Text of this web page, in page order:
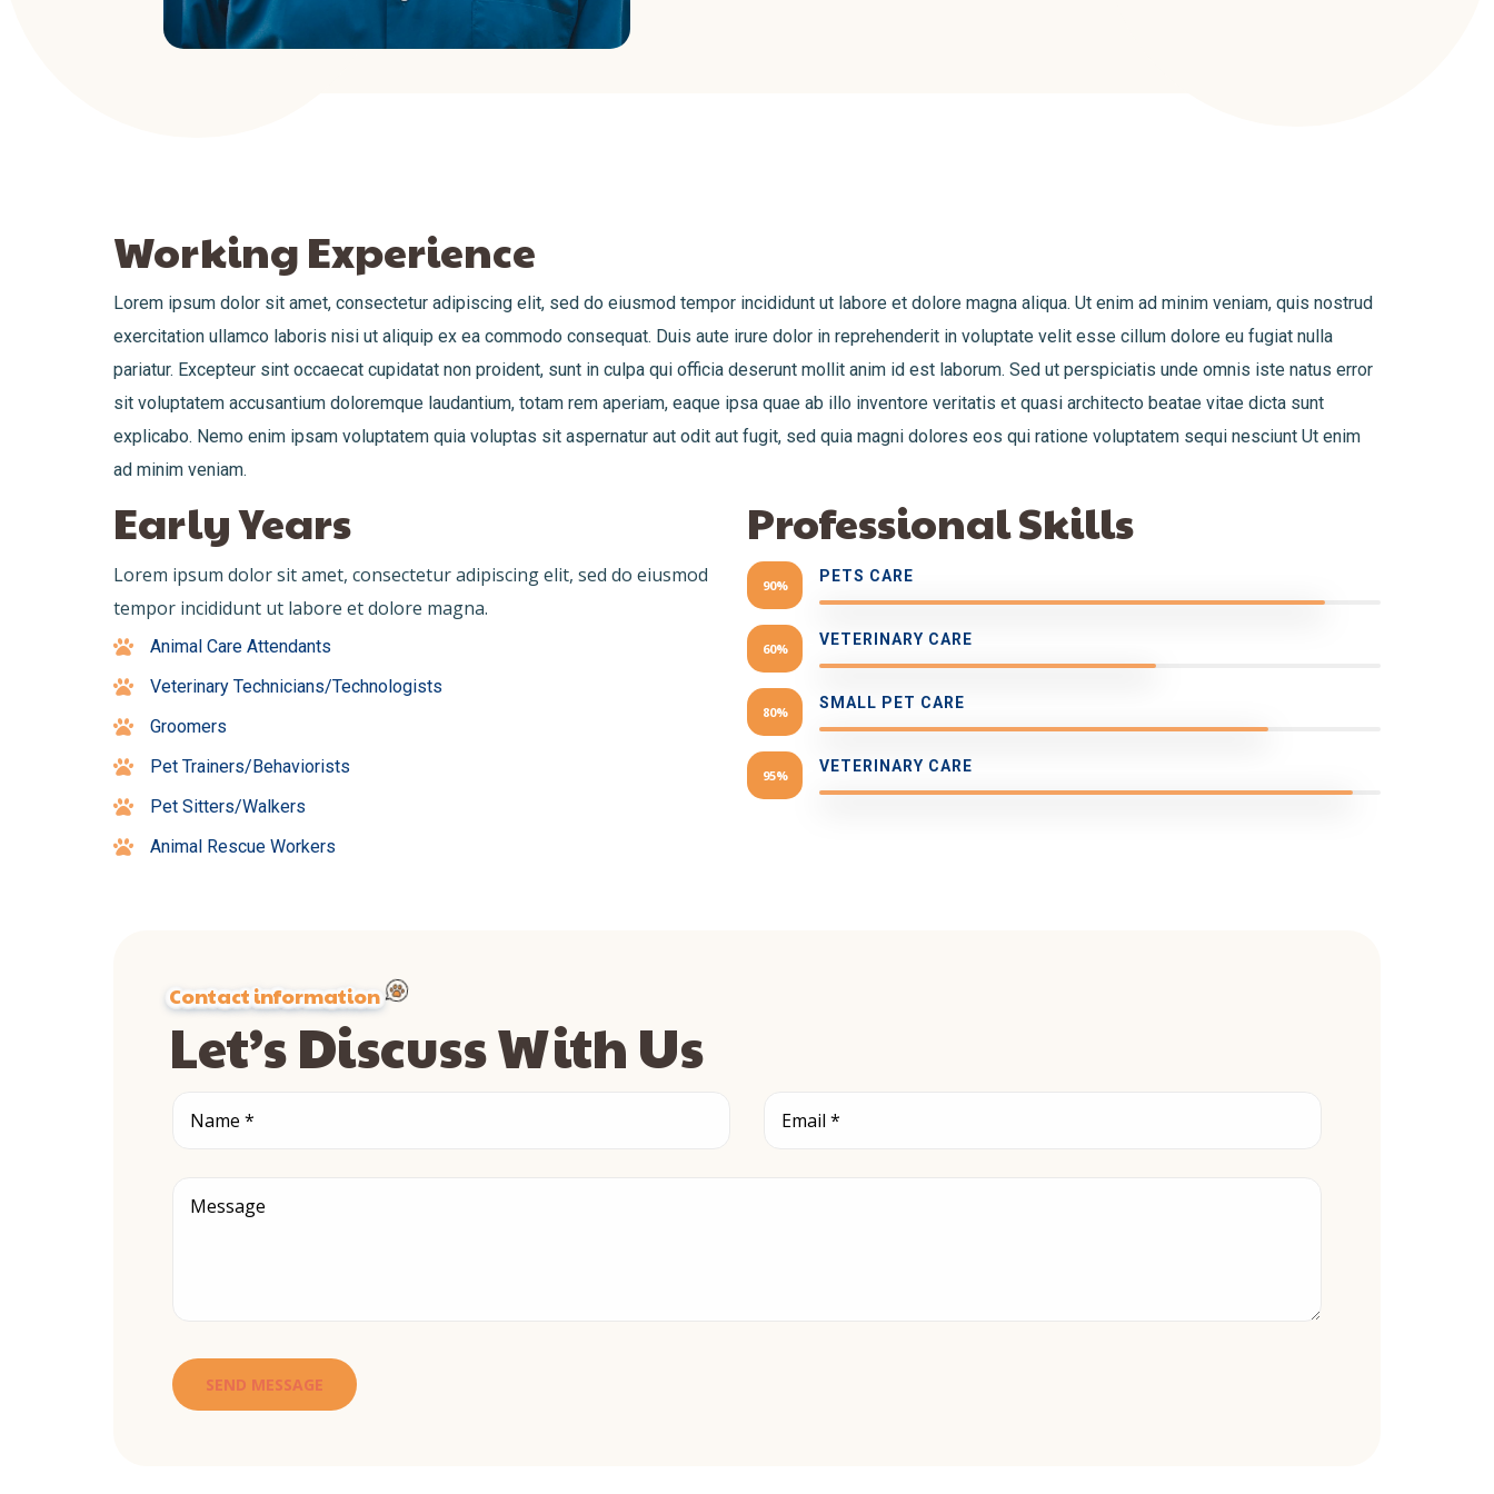
Working Experience
Lorem ipsum dolor sit amet, consectetur adipiscing elit, sed do eiusmod tempor incididunt ut labore et dolore magna aliqua. Ut enim ad minim veniam, quis nostrud
exercitation ullamco laboris nisi ut aliquip ex ea commodo consequat. Duis aute irure dolor in reprehenderit in voluptate velit esse cillum dolore eu fugiat nulla
pariatur. Excepteur sint occaecat cupidatat non proident, sunt in culpa qui officia deserunt mollit anim id est laborum. Sed ut perspiciatis unde omnis iste natus error
sit voluptatem accusantium doloremque laudantium, totam rem aperiam, eaque ipsa quae ab illo inventore veritatis et quasi architecto beatae vitae dicta sunt
explicabo. Nemo enim ipsam voluptatem quia voluptas sit aspernatur aut odit aut fugit, sed quia magni dolores eos qui ratione voluptatem sequi nesciunt Ut enim
ad minim veniam.
Early Years
Lorem ipsum dolor sit amet, consectetur adipiscing elit, sed do eiusmod
tempor incididunt ut labore et dolore magna.
Animal Care Attendants
Veterinary Technicians/Technologists
Groomers
Pet Trainers/Behaviorists
Pet Sitters/Walkers
Animal Rescue Workers
Professional Skills
PETS CARE
90%
VETERINARY CARE
60%
SMALL PET CARE
80%
VETERINARY CARE
95%
Contact information
Let’s Discuss With Us